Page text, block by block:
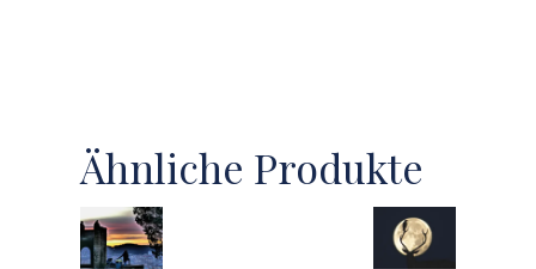
Ähnliche Produkte